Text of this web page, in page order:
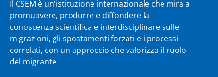
Il CSEM è un'istituzione internazionale che mira a
promuovere, produrre e diffondere la
conoscenza scientifica e interdisciplinare sulle
migrazioni, gli spostamenti forzati e i processi
correlati, con un approccio che valorizza il ruolo
del migrante.